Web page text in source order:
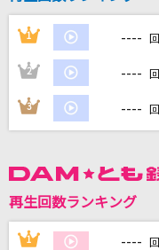
藤原美慶
カラオ
1 ---- 回
2 ---- 回
3 ---- 回
再生回数ランキング
1 ---- 回